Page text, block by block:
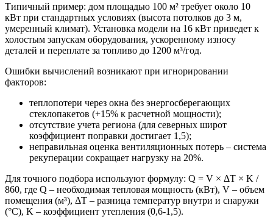
Типичный пример: дом площадью 100 м² требует около 10
кВт при стандартных условиях (высота потолков до 3 м,
умеренный климат). Установка модели на 16 кВт приведет к
холостым запускам оборудования, ускоренному износу
деталей и переплате за топливо до 1200 м³/год.
Ошибки вычислений возникают при игнорировании
факторов:
теплопотери через окна без энергосберегающих
стеклопакетов (+15% к расчетной мощности);
отсутствие учета региона (для северных широт
коэффициент поправки достигает 1,5);
неправильная оценка вентиляционных потерь – система
рекуперации сокращает нагрузку на 20%.
Для точного подбора используют формулу: Q = V × ΔT × K /
860, где Q – необходимая тепловая мощность (кВт), V – объем
помещения (м³), ΔT – разница температур внутри и снаружи
(°C), K – коэффициент утепления (0,6-1,5).